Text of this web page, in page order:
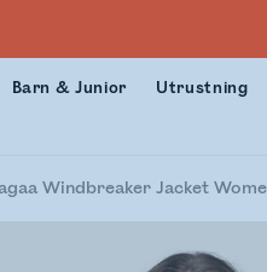
Barn & Junior Utrustning
Windbreaker Jacket